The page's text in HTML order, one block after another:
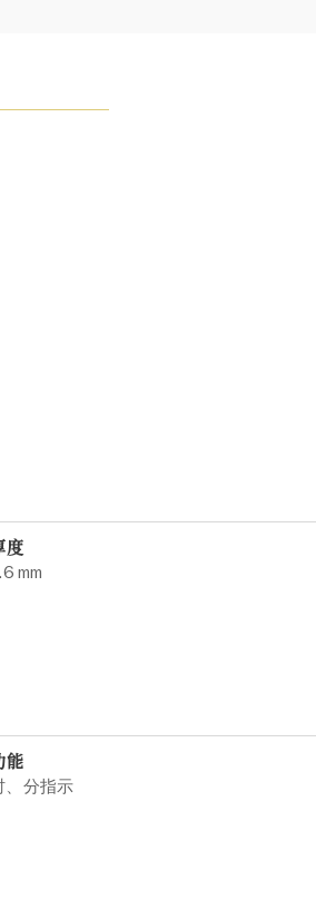
度
mm
能
、分指示